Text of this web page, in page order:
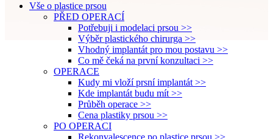
Vše o plastice prsou
PŘED OPERACÍ
Potřebuji i modelaci prsou >>
Výběr plastického chirurga >>
Vhodný implantát pro mou postavu >>
Co mě čeká na první konzultaci >>
OPERACE
Kudy mi vloží prsní implantát >>
Kde implantát budu mít >>
Průběh operace >>
Cena plastiky prsou >>
PO OPERACI
Rekonvalescence po plastice prsou >>